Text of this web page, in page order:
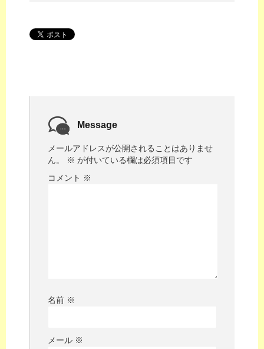
Message
メールアドレスが公開されることはありませ
ん。
※ が付いている欄は必須項目です
コメント ※
名前 ※
メール ※